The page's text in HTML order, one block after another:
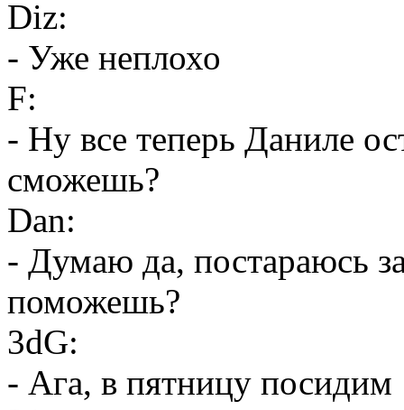
Diz:
- Уже неплохо
F:
- Ну все теперь Даниле
сможешь?
Dan:
- Думаю да, постараюсь
поможешь?
3dG:
- Ага, в пятницу посидим